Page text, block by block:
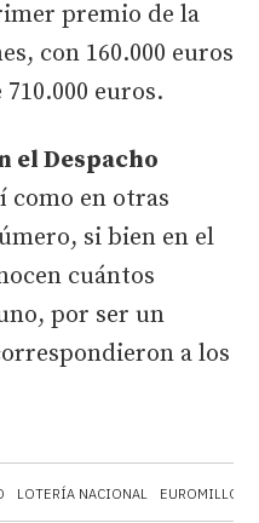
LOTERÍA NACIONAL EUROMILLONES
premio de la
con 160.000 euros
euros.
el Despacho
como en otras
si bien en el
cuántos
por ser un
a los